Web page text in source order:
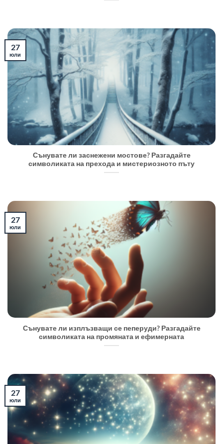
Сънувате ли заснежени мостове? Разгадайте
символиката на прехода и мистериозното пъту
27
юли
Сънувате ли изплъзващи се пеперуди? Разгадайте
символиката на промяната и ефимерната
27
юли
27
юли